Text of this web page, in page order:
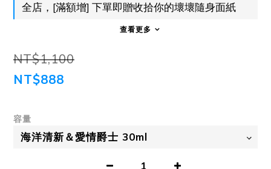
全店，[滿額增] 下單即贈收拾你的壞壞隨身面紙
查看更多
NT$1,100
NT$888
容量